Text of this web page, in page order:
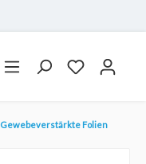
Gewebeverstärkte Folien